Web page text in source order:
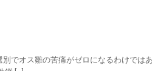
でオス雛の苦痛がゼロになるわけでは